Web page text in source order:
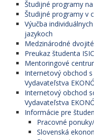
Študijné programy na
Študijné programy v
Výučba
jazykoch
Medzinárodné
Preukaz študenta ISIC
Mentoringové
Internetový obchod
Vydavateľstva
Internetový obchod
Vydavateľstva
Informácie pre
Pracovné
Slovenská